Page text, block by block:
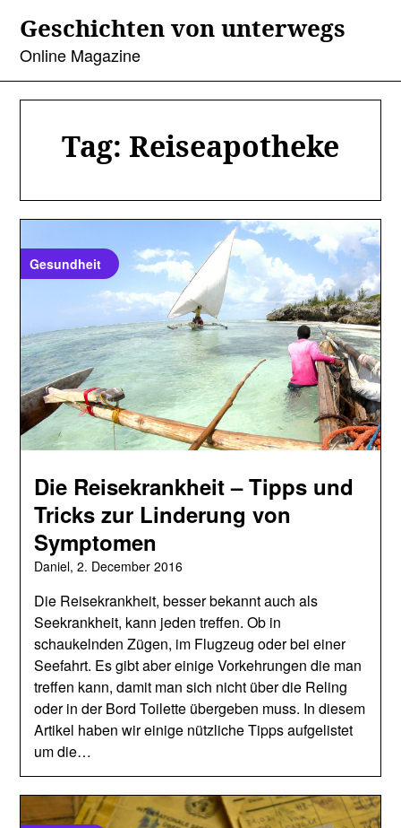
content
Geschichten von unterwegs
Online Magazine
Tag: Reiseapotheke
Gesundheit
Die Reisekrankheit – Tipps und
Tricks zur Linderung von
Symptomen
Daniel,2. December 2016
Die Reisekrankheit, besser bekannt auch als
Seekrankheit, kann jeden treffen. Ob in
schaukelnden Zügen, im Flugzeug oder bei einer
Seefahrt. Es gibt aber einige Vorkehrungen die man
treffen kann, damit man sich nicht über die Reling
oder in der Bord Toilette übergeben muss. In diesem
Artikel haben wir einige nützliche Tipps aufgelistet
um die…